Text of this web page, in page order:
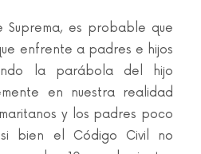
Suprema, es probable que
enfrente a padres e hijos
la parábola del hijo
en nuestra realidad
y los padres poco
si bien el Código Civil no